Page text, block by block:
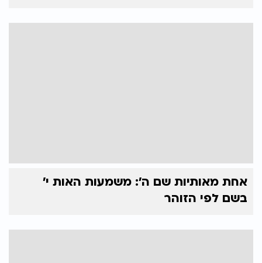
אחת מאותיות שם ה': משמעות האות י'
בשם לפי הזוהר